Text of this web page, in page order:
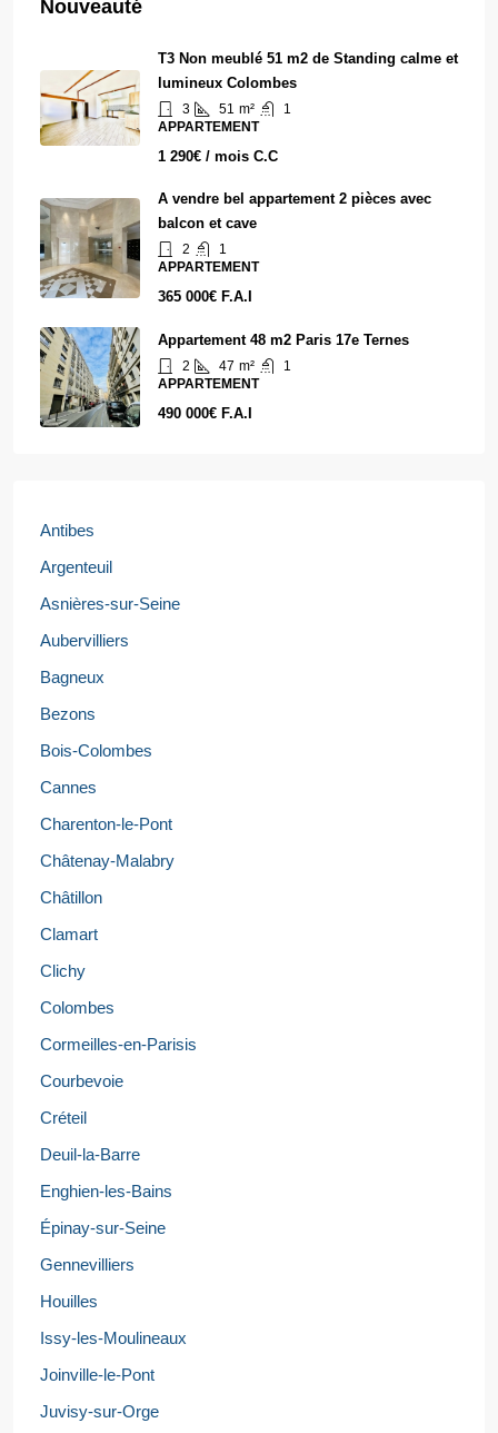
Nouveauté
T3 Non meublé 51 m2 de Standing calme et
lumineux Colombes
3 51 m²
1
APPARTEMENT
1 290€ / mois C.C
A vendre bel appartement 2 pièces avec
balcon et cave
2
1
APPARTEMENT
365 000€ F.A.I
Appartement 48 m2 Paris 17e Ternes
2 47 m²
1
APPARTEMENT
490 000€ F.A.I
Antibes
Argenteuil
Asnières-sur-Seine
Aubervilliers
Bagneux
Bezons
Bois-Colombes
Cannes
Charenton-le-Pont
Châtenay-Malabry
Châtillon
Clamart
Clichy
Colombes
Cormeilles-en-Parisis
Courbevoie
Créteil
Deuil-la-Barre
Enghien-les-Bains
Épinay-sur-Seine
Gennevilliers
Houilles
Issy-les-Moulineaux
Joinville-le-Pont
Juvisy-sur-Orge